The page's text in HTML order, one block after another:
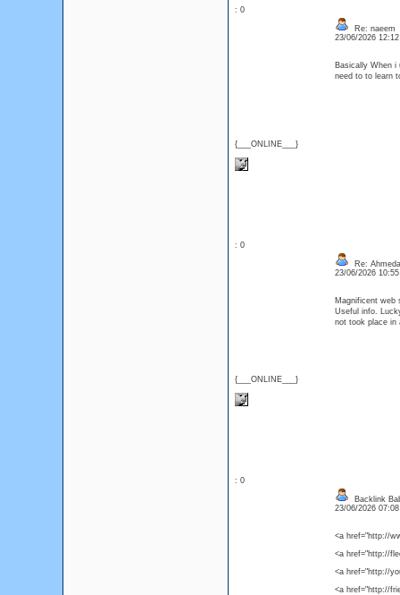
: 0
{___ONLINE___}
Re: naeem
23/06/2026
Basically When i
need to to learn
: 0
{___ONLINE___}
Re:
23/06/2026
Magnificent web
Useful info.
not took place in
: 0
Backlink
23/06/2026
<a href="http://
<a href="http://
<a href="http://
<a href="http://